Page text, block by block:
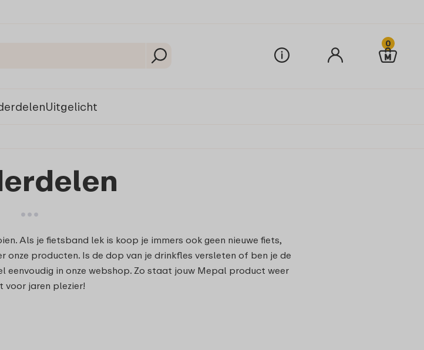
0
Uitgelicht
Als je fietsband lek is koop je immers ook geen nieuwe fiets,
onze producten. Is de dop van je drinkfles versleten of ben je de
eenvoudig in onze webshop. Zo staat jouw Mepal product weer
voor jaren plezier!